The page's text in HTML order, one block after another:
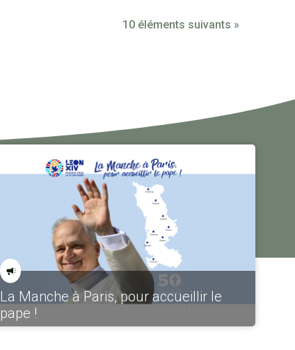
10 éléments suivants »
La Manche à Paris, pour accueillir le
pape !